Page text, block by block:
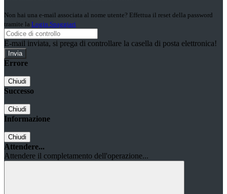
Non hai una e-mail associata al nome utente? Effettua il reset della password
tramite la Login Spaggiari
E-mail inviata, si prega di controllare la casella di posta elettronica!
Errore
Chiudi
Successo
Chiudi
Informazione
Chiudi
Attendere...
Attendere il completamento dell'operazione...